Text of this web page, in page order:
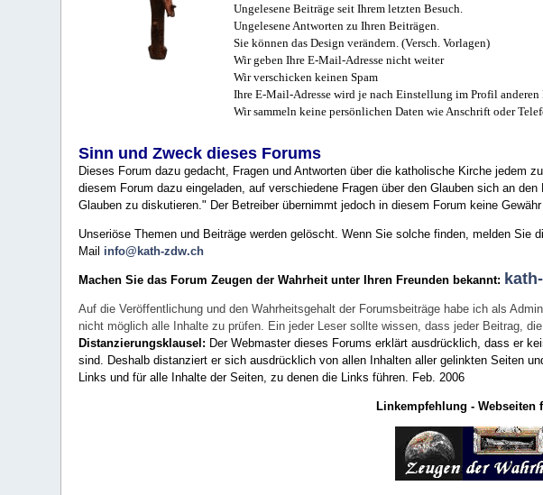
Ungelesene Beiträge seit Ihrem letzten Besuch.
Ungelesene Antworten zu Ihren Beiträgen.
Sie können das Design verändern. (Versch. Vorlagen)
Wir geben Ihre E-Mail-Adresse nicht weiter
Wir verschicken keinen Spam
Ihre E-Mail-Adresse wird je nach Einstellung im Profil
Wir sammeln keine persönlichen Daten wie Anschrift oder
Sinn und Zweck dieses Forums
Dieses Forum dazu gedacht, Fragen und Antworten über die katholische Kirche jedem
diesem Forum dazu eingeladen, auf verschiedene Fragen über den Glauben sich an
Glauben zu diskutieren." Der Betreiber übernimmt jedoch in diesem Forum keine
Unseriöse Themen und Beiträge werden gelöscht. Wenn Sie solche finden, melden
Mail info@kath-zdw.ch
Machen Sie das Forum Zeugen der Wahrheit unter Ihren Freunden bekannt:
Auf die Veröffentlichung und den Wahrheitsgehalt der Forumsbeiträge habe ich als
nicht möglich alle Inhalte zu prüfen. Ein jeder Leser sollte wissen, dass jeder Beitrag,
Distanzierungsklausel: Der Webmaster dieses Forums erklärt ausdrücklich, dass er
sind. Deshalb distanziert er sich ausdrücklich von allen Inhalten aller gelinkten Seiten
Links und für alle Inhalte der Seiten, zu denen die Links führen. Feb. 2006
Linkempfehlung - Webseiten